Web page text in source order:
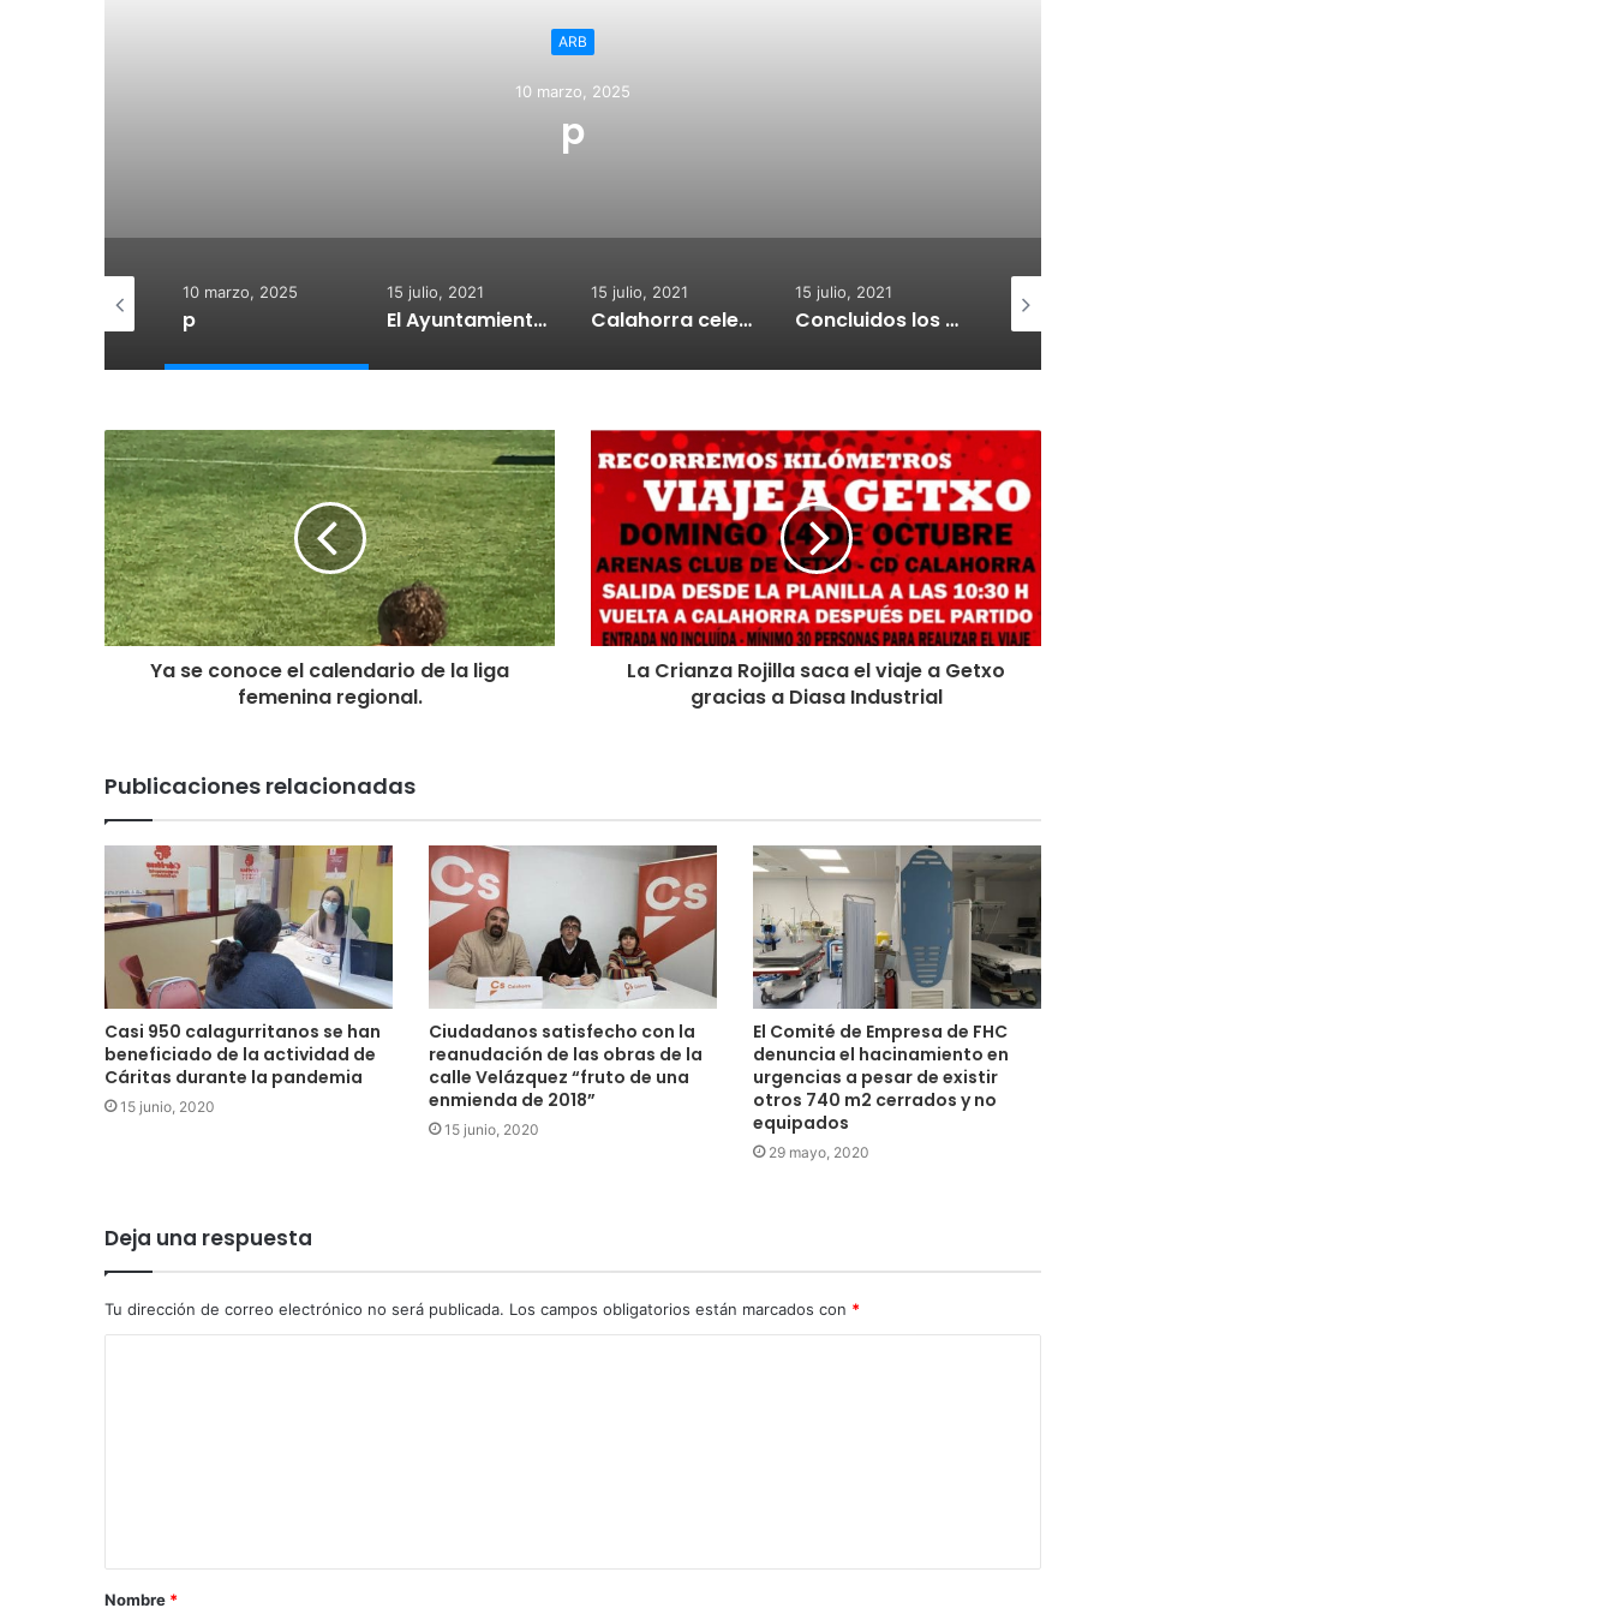
ARB
10 marzo, 2025
p
10 marzo, 2025
p
15 julio, 2021
El Ayuntamiento de Calahorra convoca subvenciones para la adquisión de medidores de CO2
15 julio, 2021
Calahorra celebrará el Croquetur II
15 julio, 2021
Concluidos los trabajos de reposición del asfaltado de Calahorra
Ya se conoce el calendario de la liga
femenina regional.
La Crianza Rojilla saca el viaje a Getxo
gracias a Diasa Industrial
Publicaciones relacionadas
Casi 950 calagurritanos se han
beneficiado de la actividad de
Cáritas durante la pandemia
15 junio, 2020
Ciudadanos satisfecho con la
reanudación de las obras de la
calle Velázquez “fruto de una
enmienda de 2018”
15 junio, 2020
El Comité de Empresa de FHC
denuncia el hacinamiento en
urgencias a pesar de existir
otros 740 m2 cerrados y no
equipados
29 mayo, 2020
Deja una respuesta
Tu dirección de correo electrónico no será publicada. Los campos obligatorios están marcados con *
Nombre *